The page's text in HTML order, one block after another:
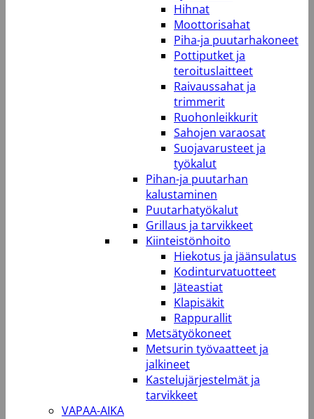
Hihnat
Moottorisahat
Piha-ja puutarhakoneet
Pottiputket ja
teroituslaitteet
Raivaussahat ja
trimmerit
Ruohonleikkurit
Sahojen varaosat
Suojavarusteet ja
työkalut
Pihan-ja puutarhan
kalustaminen
Puutarhatyökalut
Grillaus ja tarvikkeet
Kiinteistönhoito
Hiekotus ja jäänsulatus
Kodinturvatuotteet
Jäteastiat
Klapisäkit
Rappurallit
Metsätyökoneet
Metsurin työvaatteet ja
jalkineet
Kastelujärjestelmät ja
tarvikkeet
VAPAA-AIKA